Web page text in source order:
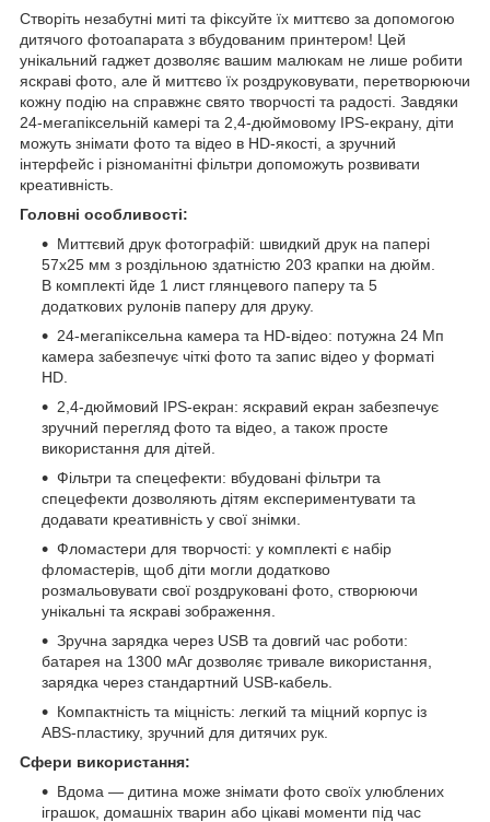
Створіть незабутні миті та фіксуйте їх миттєво за допомогою
дитячого фотоапарата з вбудованим принтером! Цей
унікальний гаджет дозволяє вашим малюкам не лише робити
яскраві фото, але й миттєво їх роздруковувати, перетворюючи
кожну подію на справжнє свято творчості та радості. Завдяки
24-мегапіксельній камері та 2,4-дюймовому IPS-екрану, діти
можуть знімати фото та відео в HD-якості, а зручний
інтерфейс і різноманітні фільтри допоможуть розвивати
креативність.
Головні особливості:
Миттєвий друк фотографій: швидкий друк на папері
57x25 мм з роздільною здатністю 203 крапки на дюйм.
В комплекті йде 1 лист глянцевого паперу та 5
додаткових рулонів паперу для друку.
24-мегапіксельна камера та HD-відео: потужна 24 Мп
камера забезпечує чіткі фото та запис відео у форматі
HD.
2,4-дюймовий IPS-екран: яскравий екран забезпечує
зручний перегляд фото та відео, а також просте
використання для дітей.
Фільтри та спецефекти: вбудовані фільтри та
спецефекти дозволяють дітям експериментувати та
додавати креативність у свої знімки.
Фломастери для творчості: у комплекті є набір
фломастерів, щоб діти могли додатково
розмальовувати свої роздруковані фото, створюючи
унікальні та яскраві зображення.
Зручна зарядка через USB та довгий час роботи:
батарея на 1300 мАг дозволяє тривале використання,
зарядка через стандартний USB-кабель.
Компактність та міцність: легкий та міцний корпус із
ABS-пластику, зручний для дитячих рук.
Сфери використання:
Вдома — дитина може знімати фото своїх улюблених
іграшок, домашніх тварин або цікаві моменти під час